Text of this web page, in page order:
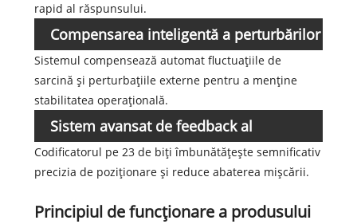
rapid al răspunsului.
Compensarea inteligentă a perturbărilor
Sistemul compensează automat fluctuațiile de
sarcină și perturbațiile externe pentru a menține
stabilitatea operațională.
Sistem avansat de feedback al
codificatorului
Codificatorul pe 23 de biți îmbunătățește semnificativ
precizia de poziționare și reduce abaterea mișcării.
Principiul de funcționare a produsului